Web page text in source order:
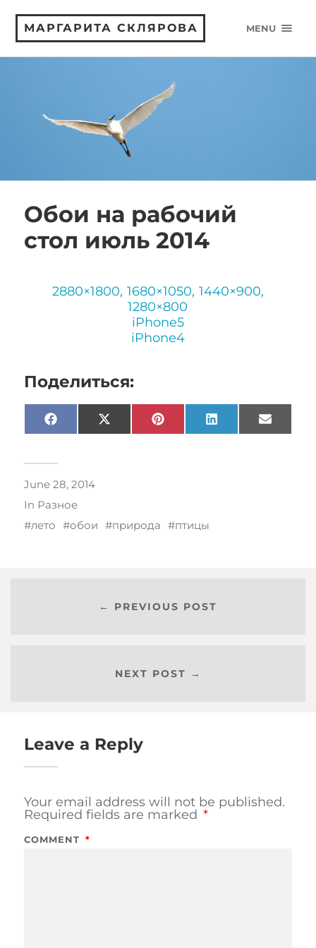
МАРГАРИТА СКЛЯРОВА MENU
Обои на рабочий
стол июль 2014
2880×1800, 1680×1050, 1440×900,
1280×800
iPhone5
iPhone4
Поделиться:
Facebook X
(Twitter)
Pinterest LinkedIn Email
June 28, 2014
In Разное
лето
обои природа птицы
← PREVIOUS POST
NEXT POST →
Leave a Reply
Your email address will not be published.
Required fields are marked *
COMMENT *